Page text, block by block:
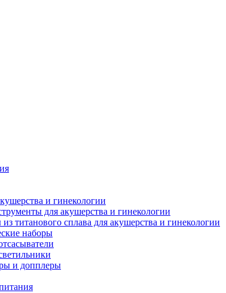
и гинекологии
для акушерства и гинекологии
титанового сплава для акушерства и гинекологии
наборы
и допплеры